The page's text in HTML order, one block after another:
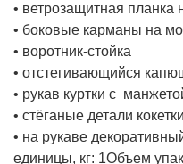
• ветрозащитная планка
• боковые карманы на
• воротник-стойка
• отстегивающийся
• рукав куртки с
• стёганые детали
• на рукаве
единицы, кг: 1Объем